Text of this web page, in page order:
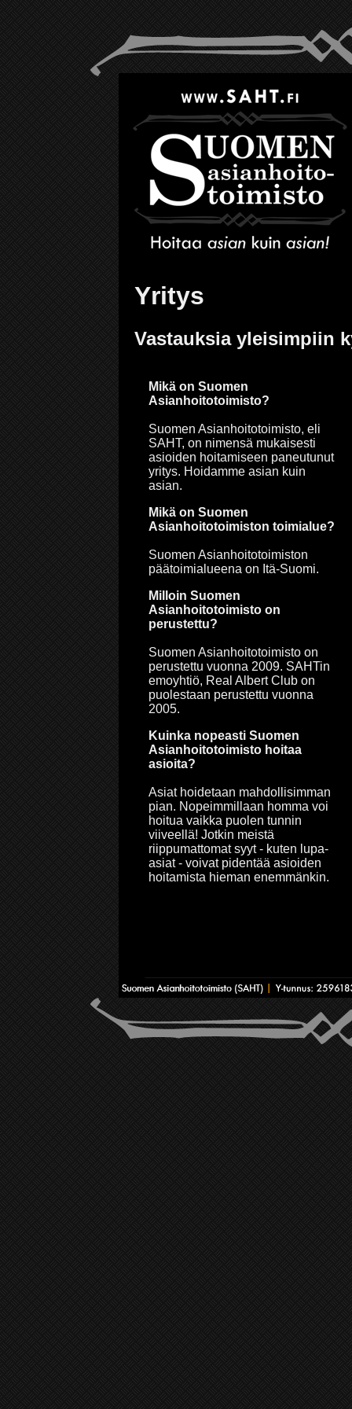
Yritys
Vastauksia yleisimpiin
Mikä on Suomen
Asianhoitotoimisto?
Suomen Asianhoitotoimisto, eli
SAHT, on nimensä mukaisesti
asioiden hoitamiseen paneutunut
yritys. Hoidamme asian kuin
asian.
Mikä on Suomen
Asianhoitotoimiston toimialue?
Suomen Asianhoitotoimiston
päätoimialueena on Itä-Suomi.
Milloin Suomen
Asianhoitotoimisto on
perustettu?
Suomen Asianhoitotoimisto on
perustettu vuonna 2009. SAHTin
emoyhtiö, Real Albert Club on
puolestaan perustettu vuonna
2005.
Kuinka nopeasti Suomen
Asianhoitotoimisto hoitaa
asioita?
Asiat hoidetaan mahdollisimman
pian. Nopeimmillaan homma voi
hoitua vaikka puolen tunnin
viiveellä! Jotkin meistä
riippumattomat syyt - kuten lupa-
asiat - voivat pidentää asioiden
hoitamista hieman enemmänkin.